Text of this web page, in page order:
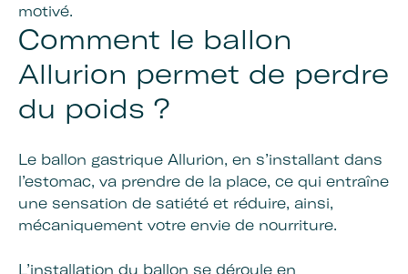
motivé.
Comment le ballon
Allurion permet de perdre
du poids ?
Le ballon gastrique Allurion, en s’installant dans
l’estomac, va prendre de la place, ce qui entraîne
une sensation de satiété et réduire, ainsi,
mécaniquement votre envie de nourriture.
L’installation du ballon se déroule en